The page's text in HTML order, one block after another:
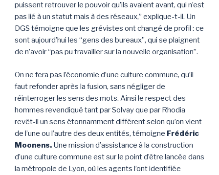
puissent retrouver le pouvoir qu’ils avaient avant, qui n’est
pas lié à un statut mais à des réseaux,” explique-t-il. Un
DGS témoigne que les grévistes ont changé de profil : ce
sont aujourd’hui les “gens des bureaux”, qui se plaignent
de n’avoir “pas pu travailler sur la nouvelle organisation”.
On ne fera pas l’économie d’une culture commune, qu’il
faut refonder après la fusion, sans négliger de
réinterroger les sens des mots. Ainsi le respect des
hommes revendiqué tant par Solvay que par Rhodia
revêt-il un sens étonnamment différent selon qu’on vient
de l’une ou l’autre des deux entités, témoigne Frédéric
Moonens. Une mission d’assistance à la construction
d’une culture commune est sur le point d’être lancée dans
la métropole de Lyon, où les agents l’ont identifiée